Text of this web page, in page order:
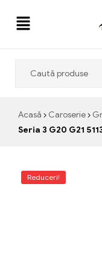
Acasă Caroserie
Seria 3 G20 G21
Reduceri!